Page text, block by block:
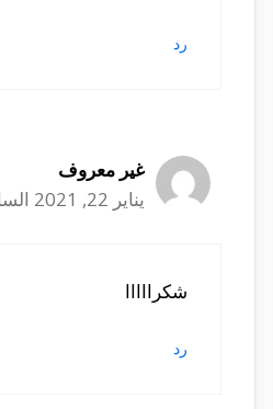
رد
غير معروف
يناير 22, 2021 الساعة 10:58 م
شكرااااا
رد